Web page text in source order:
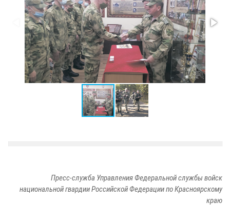
Пресс-служба Управления Федеральной службы войск
национальной гвардии Российской Федерации по Красноярскому
краю